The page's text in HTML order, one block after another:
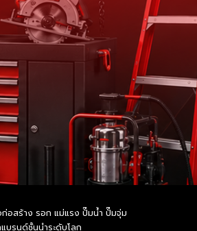
อสร้าง รอก แม่แรง ปั๊มน้ำ ปั๊มจุ่ม
บรนด์ชั้นนำระดับโลก